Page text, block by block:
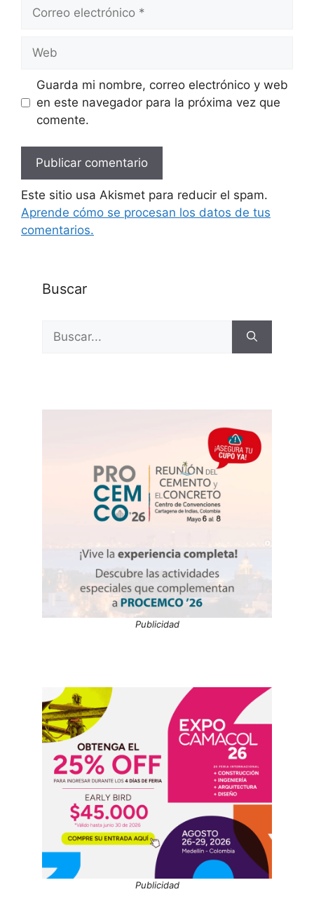
electrónico
Guarda mi nombre, correo electrónico y web
en este navegador para la próxima vez que
comente.
Este sitio usa Akismet para reducir el spam.
Aprende cómo se procesan los datos de tus
comentarios.
Buscar
Publicidad
Publicidad